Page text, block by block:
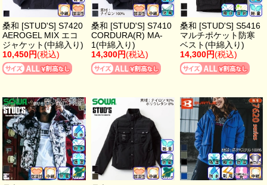
桑和 [STUD'S] S7420
AEROGEL MIX エコ
ジャケット(中綿入り)
10,450円(税込)
桑和 [STUD'S] S7410
CORDURA(R) MA-
1(中綿入り)
14,300円(税込)
桑和 [STUD'S] S5416
マルチポケット防寒
ベスト(中綿入り)
14,300円(税込)